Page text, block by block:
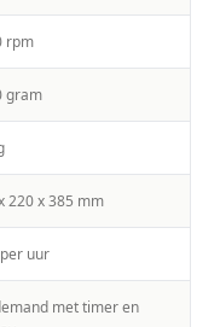
rpm
gram
220 x 385 mm
uur
met timer en